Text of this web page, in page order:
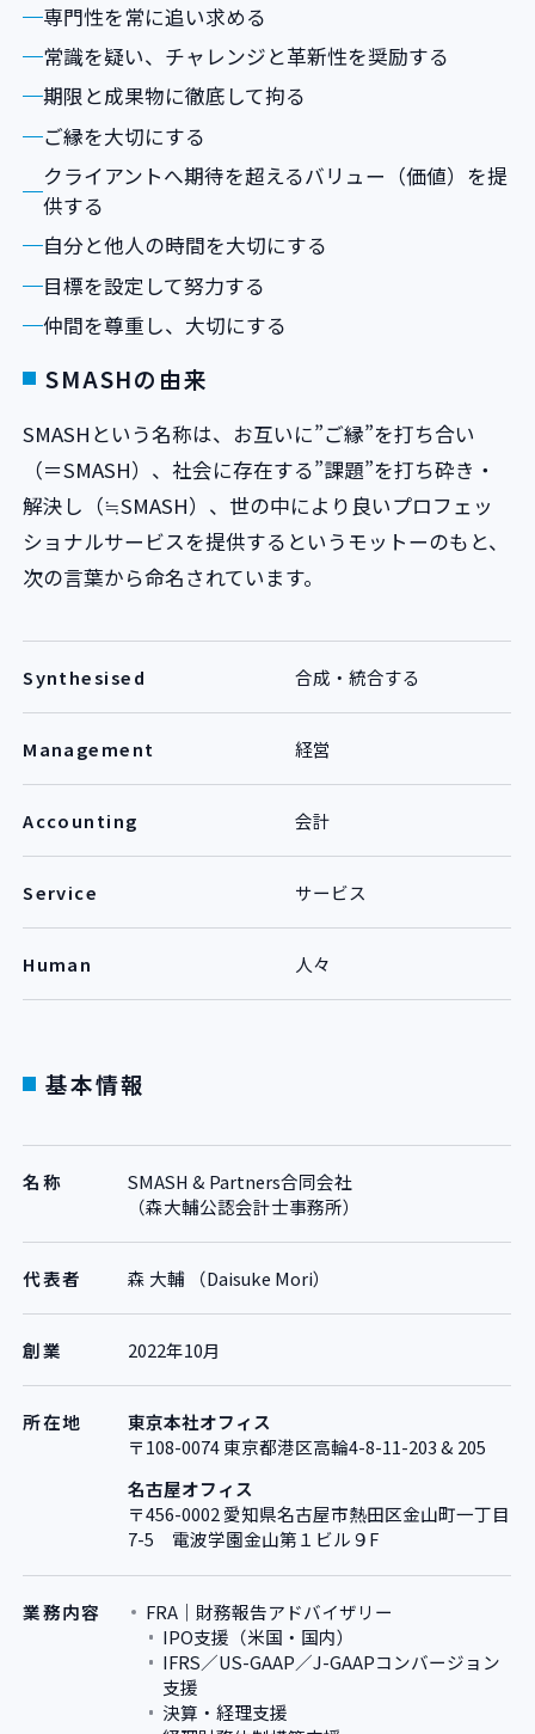
専門性を常に追い求める
常識を疑い、チャレンジと革新性を奨励する
期限と成果物に徹底して拘る
ご縁を大切にする
クライアントへ期待を超えるバリュー（価値）を提
供する
自分と他人の時間を大切にする
目標を設定して努力する
仲間を尊重し、大切にする
SMASHの由来
SMASHという名称は、お互いに”ご縁”を打ち合い
（＝SMASH）、社会に存在する”課題”を打ち砕き・
解決し（≒SMASH）、世の中により良いプロフェッ
ショナルサービスを提供するというモットーのもと、
次の言葉から命名されています。
Synthesised 合成・統合する
Management 経営
Accounting 会計
Service サービス
Human 人々
基本情報
名称
SMASH & Partners合同会社
（森大輔公認会計士事務所）
代表者 森 大輔 （Daisuke Mori）
創業 2022年10月
所在地
東京本社オフィス
〒108-0074 東京都港区高輪4-8-11-203 & 205
名古屋オフィス
〒456-0002 愛知県名古屋市熱田区金山町一丁目
7-5 電波学園金山第１ビル９F
業務内容
FRA｜財務報告アドバイザリー
IPO支援（米国・国内）
IFRS／US-GAAP／J-GAAPコンバージョン
支援
決算・経理支援